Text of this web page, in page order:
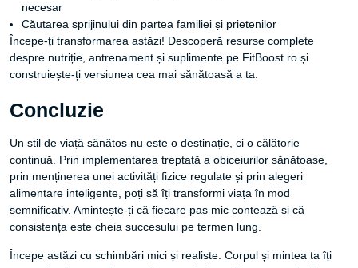
necesar
Căutarea sprijinului din partea familiei și prietenilor
Începe-ți transformarea astăzi! Descoperă resurse complete
despre nutriție, antrenament și suplimente pe FitBoost.ro și
construiește-ți versiunea cea mai sănătoasă a ta.
Concluzie
Un stil de viață sănătos nu este o destinație, ci o călătorie
continuă. Prin implementarea treptată a obiceiurilor sănătoase,
prin menținerea unei activități fizice regulate și prin alegeri
alimentare inteligente, poți să îți transformi viața în mod
semnificativ. Amintește-ți că fiecare pas mic contează și că
consistența este cheia succesului pe termen lung.
Începe astăzi cu schimbări mici și realiste. Corpul și mintea ta îți